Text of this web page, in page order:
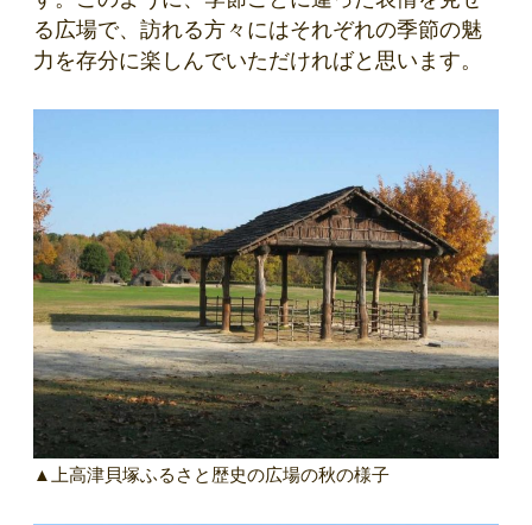
る広場で、訪れる方々にはそれぞれの季節の魅
力を存分に楽しんでいただければと思います。
▲上高津貝塚ふるさと歴史の広場の秋の様子